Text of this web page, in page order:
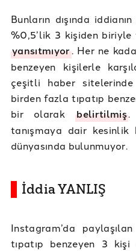
Bunların dışında
%0,5’lik 3 kişiden biriyle
yansıtmıyor. Her ne
benzeyen kişilerle
çeşitli haber
birden fazla tıpatıp
bir olarakbelirtilmiş.
tanışmaya dair kesinlik
dünyasında bulunmuyor.
İddia YANLIŞ
Instagram’da
tıpatıp benzeyen 3